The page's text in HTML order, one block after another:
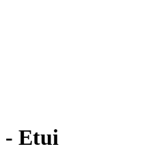
- Etui